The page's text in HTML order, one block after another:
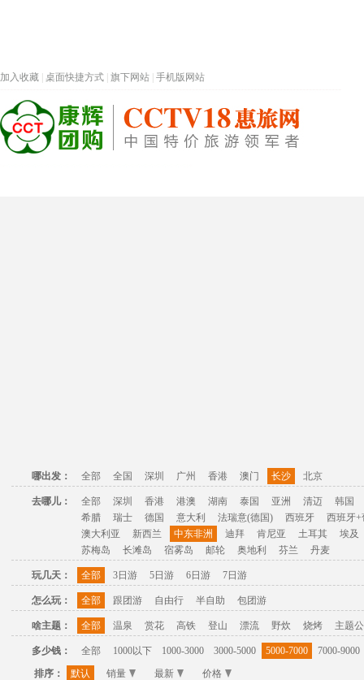
加入收藏 桌面快捷方式 旗下网站 手机版网站
哪出发： 全部 全国 深圳 广州 香港 澳门 长沙 北京
去哪儿： 全部 深圳 香港 港澳 湖南 泰国 亚洲 清迈
韩国
希腊
瑞士 德国 意大利 法瑞意(德国) 西班牙
西班牙+
澳大利亚
新西兰 中东非洲 迪拜 肯尼亚 土耳其
埃及
苏梅岛
长滩岛 宿雾岛 邮轮 奥地利 芬兰 丹麦
玩几天： 全部 3日游 5日游 6日游 7日游
怎么玩： 全部 跟团游 自由行 半自助 包团游
啥主题： 全部 温泉 赏花 高铁 登山 漂流 野炊 烧烤 主题
多少钱： 全部 1000以下 1000-3000 3000-5000 5000-7000
7000-9000
排序：
默认 销量 最新 价格